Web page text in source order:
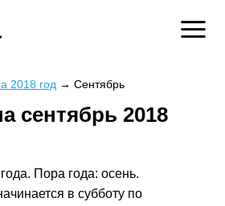
2018 год → Сентябрь
сентябрь 2018
Пора года: осень.
в субботу по